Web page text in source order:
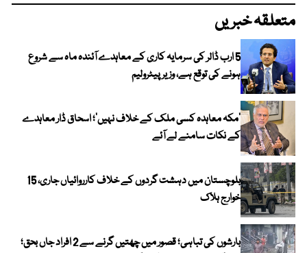
متعلقہ خبریں
5 ارب ڈالر کی سرمایہ کاری کے معاہدے آئندہ ماہ سے شروع
ہونے کی توقع ہے، وزیر پیٹرولیم
‘مکہ معاہدہ کسی ملک کے خلاف نہیں’؛ اسحاق ڈار معاہدے
کے نکات سامنے لے آئے
بلوچستان میں دہشت گردوں کے خلاف کارروائیاں جاری، 15
خوارج ہلاک
بارشوں کی تباہی؛ قصور میں چھتیں گرنے سے 2 افراد جاں بحق؛